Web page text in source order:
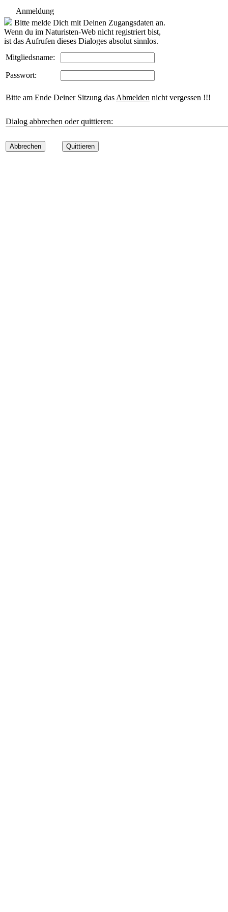
Anmeldung
Bitte melde Dich mit Deinen Zugangsdaten an.
Wenn du im Naturisten-Web nicht registriert bist,
ist das Aufrufen dieses Dialoges absolut sinnlos.
Mitgliedsname:
Passwort:
Bitte am Ende Deiner Sitzung das Abmelden nicht vergessen !!!
Dialog abbrechen oder quittieren:
Abbrechen Quittieren